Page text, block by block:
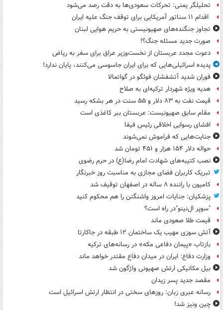
تحلیلگر یمنی: تحرکات سعودی‌ها به دقت رصد می‌شود
اقدام ۱۱ سناتور آمریکایی برای توقف جنگ علیه ایران
تجاوز جنگنده‌های صهیونیستی به حریم هوایی لبنان
صورت جدید مسئله جنگ؟!
دعوت مجدد عربستان از نخست‌وزیر عراق برای سفر به ریاض
پدیده اسرائیلی‌هایی که برای ایران جاسوسی می‌کنند، پایان ندارد!
فوران شدید آتشفشان فوئگو در گواتمالا
هدیه ویژه شهردار ترکیه‌ای به صلاح
قیمت نفت به ۸۳ دلار و ۵۵ سنت در هر بشکه رسید
مقام سابق صهیونیست: عربستان ببر کاغذی است
افشای رسوایی اخلاقی رئیس فیفا
جنایت‌هایی که فراموش نمی‌شوند
حواله دلار ۱۵۴ هزار و ۴۵۱ تومان شد
نصب کتیبه‌های شهادت امام رضا(ع) در حرم رضوی
تبریک کاربران فضای مجازی به مناسبت روز خبرنگار
کامیون با راننده ۸ ساله در اصفهان توقیف شد
پزشکیان: جنایات امروز واشنگتن را هم محکوم کنید
"سوپر ال‌نینو"در راه است؟
قیمت طلا صعودی ماند
آتش سوزی مهیب یک ساختمان ۱۲ طبقه در جاکارتا
بازتاب «پیمان دفاعی مکه» در رسانه‌های ترکیه
وزارت دفاع: ایران در میدان دفاع مقتدر خواهد ماند
بیل مکانیکی ارتش صهیونی واژگون شد
مقصد جدید پسر زیدان
رسانه عبری زبان: روزهای سختی در انتظار ارتش اسرائیل است
چین ونیز شد!